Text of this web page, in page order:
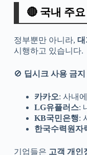
🔴 국내 주
정부뿐만 아니라, 대
시행하고 있습니다.
🚫 딥시크 사용 금
카카오: 사내
LG유플러스:
KB국민은행:
한국수력원자
기업들은 고객 개인